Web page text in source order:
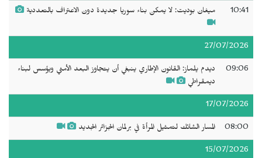
10:41 ميغان بوديت: لا يمكن بناء سوريا جديدة دون الاعتراف بالتعددية
27/07/2026
09:06
ديدم يلماز: القانون الإطاري ينبغي أن يتجاوز البعد الأمني ويؤسس لبناء
ديمقراطي
17/07/2026
08:00 المسار الشائك لتمثيل المرأة في برلمان الجزائر الجديد
15/07/2026